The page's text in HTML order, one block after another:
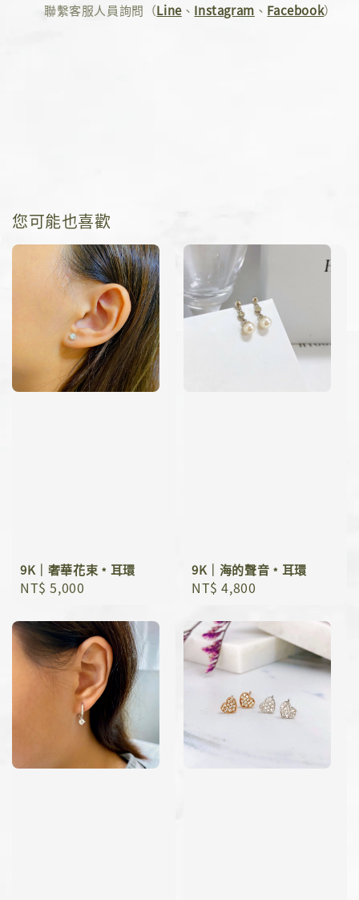
聯繫客服人員詢問（Line、 Instagram 、 Facebook）
您可能也喜歡
9K｜奢華花束﹡耳環
Regular
NT$ 5,000
9K｜海的聲音﹡耳環
Regular
NT$ 4,800